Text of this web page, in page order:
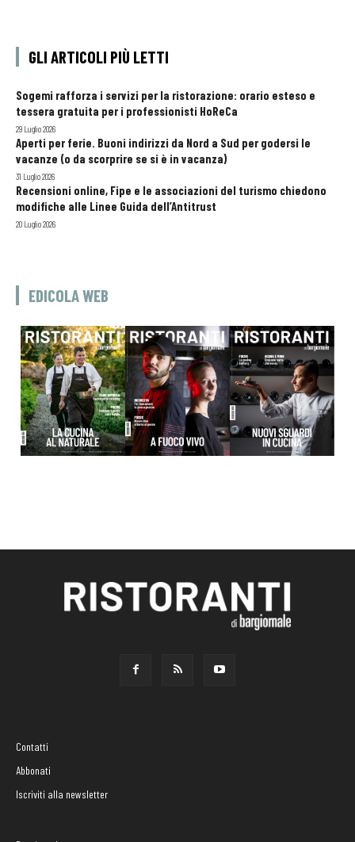
GLI ARTICOLI PIÙ LETTI
Sogemi rafforza i servizi per la ristorazione: orario esteso e
tessera gratuita per i professionisti HoReCa
29 Luglio 2026
Aperti per ferie. Buoni indirizzi da Nord a Sud per godersi le
vacanze (o da scorprire se si è in vacanza)
31 Luglio 2026
Recensioni online, Fipe e le associazioni del turismo chiedono
modifiche alle Linee Guida dell’Antitrust
20 Luglio 2026
EDICOLA WEB
Contatti
Abbonati
Iscriviti alla newsletter